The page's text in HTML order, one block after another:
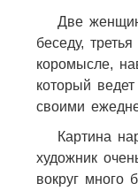
Две
беседу,
коромысле,
который
своими
Картина
художник
вокруг много